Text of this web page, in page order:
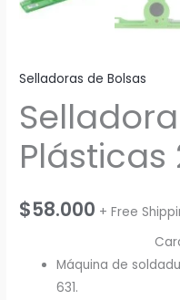
Selladoras de Bolsas
Plásticas
$58.000 + Free
Máquina de
631.